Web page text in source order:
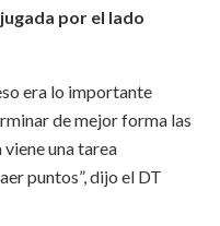
por el lado
era lo importante
de mejor forma las
una tarea
puntos”, dijo el DT